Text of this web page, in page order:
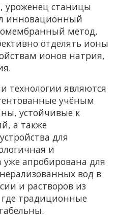
, уроженец станицы
инновационный
метод,
отделять ионы
ионов натрия,
технологии являются
учёным
устойчивые к
а также
для
и
апробирована для
вод в
и растворов из
где традиционные